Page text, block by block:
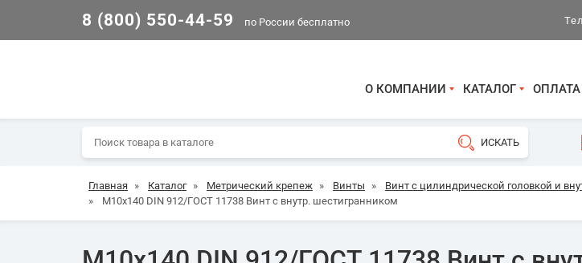
8 (800) 550-44-59 по России бесплатно
О КОМПАНИИ КАТАЛОГ
Главная » Каталог » Метрический крепеж » Винты »
Винт с цилиндрической головкой и
»
М10х140 DIN 912/ГОСТ 11738 Винт с внутр. шестигранником